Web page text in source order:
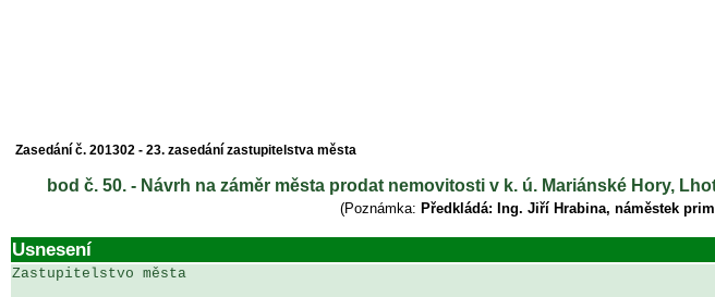
Zasedání č. 201302 - 23. zasedání zastupitelstva města
bod č. 50. - Návrh na záměr města prodat nemovitosti v k. ú. Mariánské Hory,
(Poznámka: Předkládá: Ing. Jiří Hrabina, náměstek
Usnesení
Zastupitelstvo města